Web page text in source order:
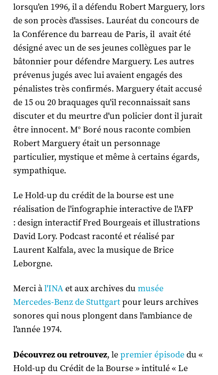
lorsqu'en 1996, il a défendu Robert Marguery, lors
de son procès d'assises. Lauréat du concours de
la Conférence du barreau de Paris, il avait été
désigné avec un de ses jeunes collègues par le
bâtonnier pour défendre Marguery. Les autres
prévenus jugés avec lui avaient engagés des
pénalistes très confirmés. Marguery était accusé
de 15 ou 20 braquages qu'il reconnaissait sans
discuter et du meurtre d'un policier dont il jurait
être innocent. M° Boré nous raconte combien
Robert Marguery était un personnage
particulier, mystique et même à certains égards,
sympathique.
Le Hold-up du crédit de la bourse est une
réalisation de l'infographie interactive de l'AFP
: design interactif Fred Bourgeais et illustrations
David Lory. Podcast raconté et réalisé par
Laurent Kalfala, avec la musique de Brice
Leborgne.
Merci àl'INAet aux archives du musée
Mercedes-Benz de Stuttgartpour leurs archives
sonores qui nous plongent dans l'ambiance de
l'année 1974.
Découvrez ou retrouvez, lepremier épisodedu «
Hold-up du Crédit de la Bourse » intitulé « Le